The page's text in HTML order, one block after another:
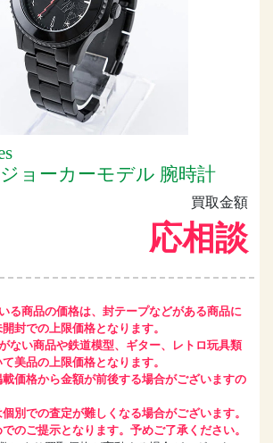
ョーカーモデル 腕時計
買取金額
応相談
る商品の価格は、封テープなどがある商品に
封での上限価格となります。
ない商品や鉄道模型、ギター、レトロ玩具類
美品の上限価格となります。
価格から金額が前後する場合がございますの
別での査定が難しくなる場合がございます。
のご提示となります。予めご了承ください。